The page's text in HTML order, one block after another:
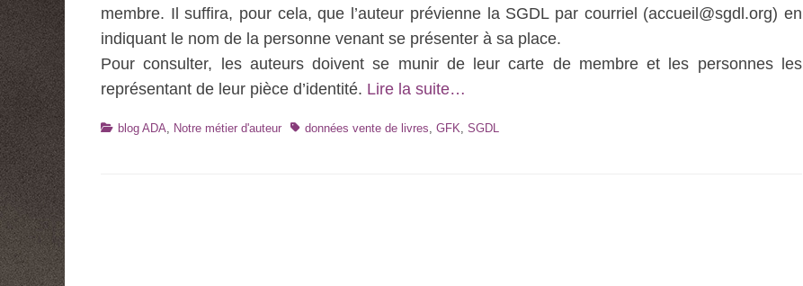
membre. Il suffira, pour cela, que l’auteur prévienne la SGDL par courriel (accueil@sgdl.org) en
indiquant le nom de la personne venant se présenter à sa place.
Pour consulter, les auteurs doivent se munir de leur carte de membre et les personnes les
représentant de leur pièce d’identité. Lire la suite…
Catégories
blog ADA Notre métier d'auteur Tagsdonnées vente de livres GFK SGDL